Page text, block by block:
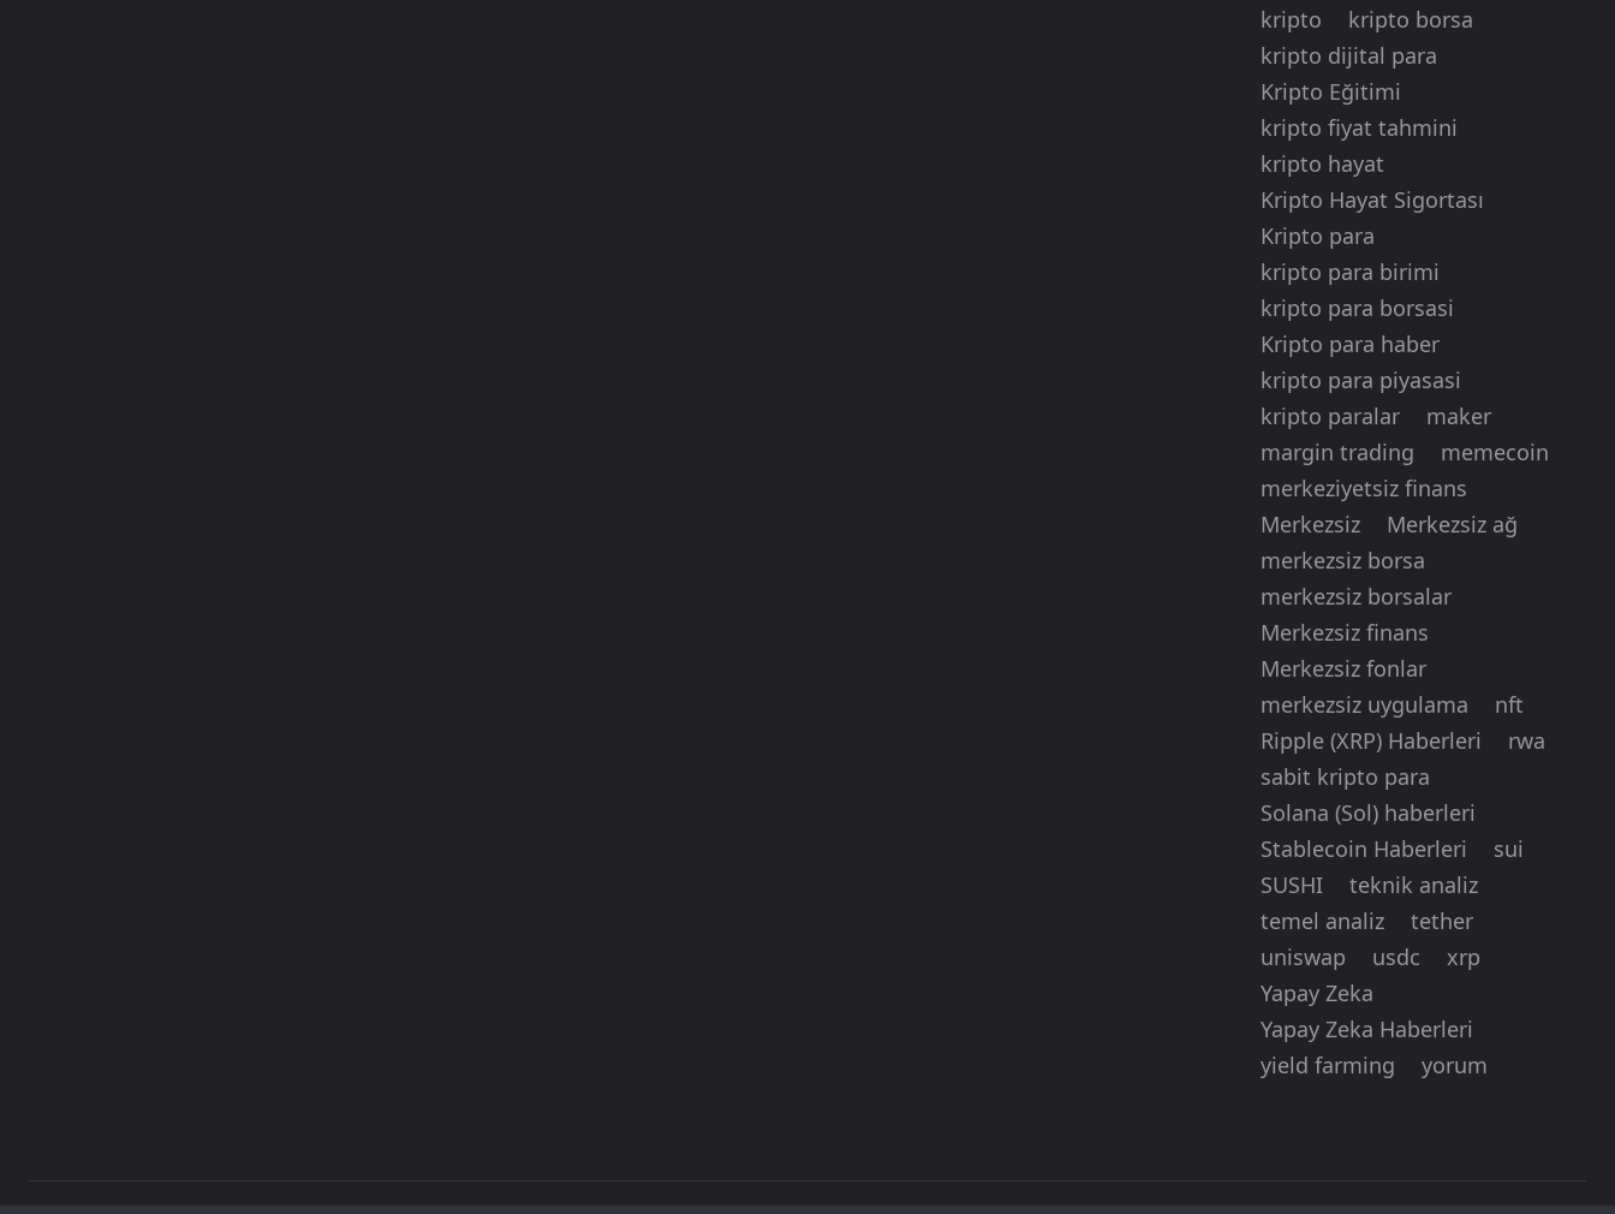
kripto
kripto borsa
kripto dijital para
Kripto Eğitimi
kripto fiyat tahmini
kripto hayat
Kripto Hayat Sigortası
Kripto para
kripto para birimi
kripto para borsasi
Kripto para haber
kripto para piyasasi
kripto paralar
maker
margin trading
memecoin
merkeziyetsiz finans
Merkezsiz
Merkezsiz ağ
merkezsiz borsa
merkezsiz borsalar
Merkezsiz finans
Merkezsiz fonlar
merkezsiz uygulama
nft
Ripple (XRP) Haberleri
rwa
sabit kripto para
Solana (Sol) haberleri
Stablecoin Haberleri
sui
SUSHI
teknik analiz
temel analiz
tether
uniswap
usdc
xrp
Yapay Zeka
Yapay Zeka Haberleri
yield farming
yorum